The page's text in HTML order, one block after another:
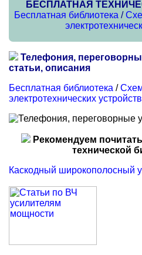
БЕСПЛАТНАЯ
Бесплатная библиотека /
Телефония,
статьи, описания
Бесплатная библиотека /
электротехнических устройств
Рекомендуем
технической
Каскодный широкополосный